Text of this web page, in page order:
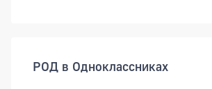
РОД в Одноклассниках